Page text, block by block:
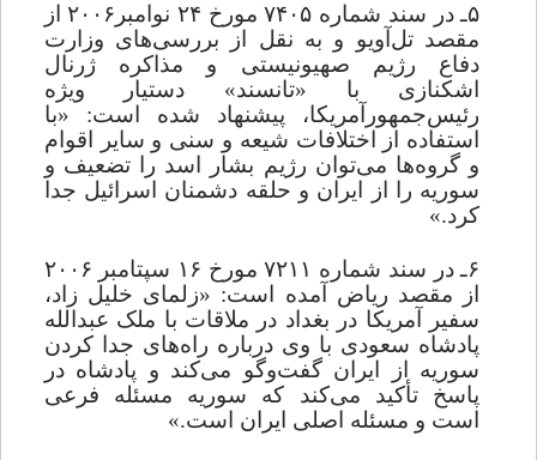
۵ـ در سند شماره ۷۴۰۵ مورخ ۲۴ نوامبر۲۰۰۶ از
مقصد تل‌آویو و ‌به نقل ‌از بررسیهای وزارت
‌دفاع رژیم صهیونیستی ‌و ‌مذاکره‌ ژرنال‌
اشکنازی با «تانسند» دستیار ویژه
رئیس‌جمهورآمریکا، پیشنهاد شده است: «با
استفاده از اختلافات شیعه و سنی و سایر اقوام
و گروهها میتوان رژیم بشار اسد را تضعیف و
سوریه را از ایران و حلقه دشمنان اسرائیل جدا
کرد.»
۶ـ در سند شماره ۷۲۱۱ مورخ ۱۶ سپتامبر ۲۰۰۶
از مقصد ریاض آمده است: «زلمای خلیل زاد،
سفیر آمریکا در بغداد در ملاقات با ملک عبدالله
پادشاه سعودی با وی درباره راههای جدا کردن
سوریه از ایران گفتوگو میکند و پادشاه در
پاسخ تأکید میکند که سوریه مسئله فرعی
است و مسئله اصلی ایران است.»